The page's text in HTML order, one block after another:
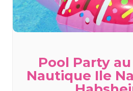
Pool Party
Nautique Ile